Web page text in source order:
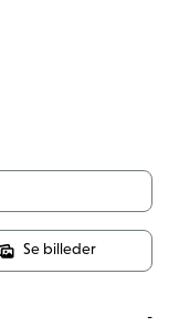
Se billeder
-